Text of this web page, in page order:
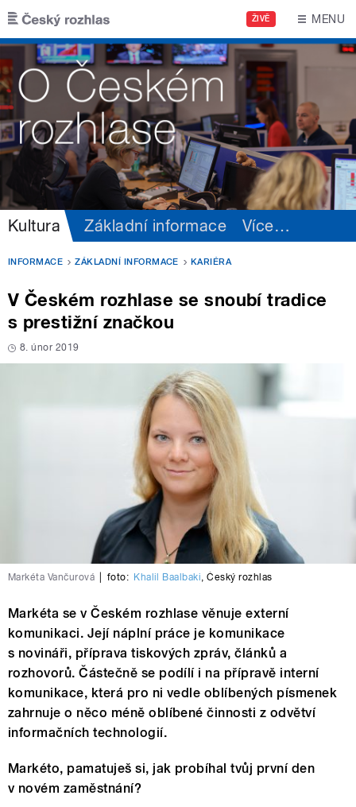
Přejít k hlavnímu obsahu
ŽIVĚ MENU
Kultura Základní informace Více…
INFORMACE ZÁKLADNÍ INFORMACE KARIÉRA
V Českém rozhlase se snoubí tradice
s prestižní značkou
8. únor 2019
Markéta Vančurová foto: Khalil Baalbaki ,Český rozhlas
Markéta se v Českém rozhlase věnuje externí
komunikaci. Její náplní práce je komunikace
s novináři, příprava tiskových zpráv, článků a
rozhovorů. Částečně se podílí i na přípravě interní
komunikace, která pro ni vedle oblíbených písmenek
zahrnuje o něco méně oblíbené činnosti z odvětví
informačních technologií.
Markéto, pamatuješ si, jak probíhal tvůj první den
v novém zaměstnání?